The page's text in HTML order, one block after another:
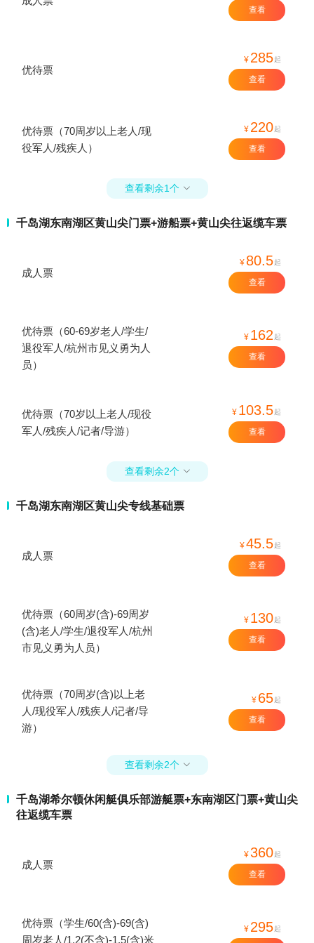
查看
优待票
¥ 285起
查看
优待票（70周岁以上老人/现
役军人/残疾人）
¥ 220起
查看
查看剩余1个 
千岛湖东南湖区黄山尖门票+游船票+黄山尖往返缆车票
成人票
¥ 80.5起
查看
优待票（60-69岁老人/学生/
退役军人/杭州市见义勇为人
员）
¥ 162 起
查看
优待票（70岁以上老人/现役
军人/残疾人/记者/导游）
¥ 103.5起
查看
查看剩余2个 
千岛湖东南湖区黄山尖专线基础票
成人票
¥45.5起
查看
优待票（60周岁(含)-69周岁
(含)老人/学生/退役军人/杭州
市见义勇为人员）
¥ 130起
查看
优待票（70周岁(含)以上老
人/现役军人/残疾人/记者/导
游）
¥ 65起
查看
查看剩余2个 
千岛湖希尔顿休闲艇俱乐部游艇票+东南湖区门票+黄山尖
往返缆车票
成人票
¥360起
查看
优待票（学生/60(含)-69(含)
周岁老人/1.2(不含)-1.5(含)米
¥ 295起